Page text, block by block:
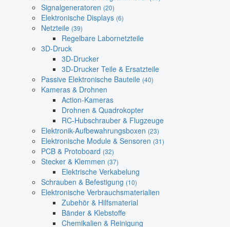
Signalgeneratoren (20)
Elektronische Displays (6)
Netzteile (39)
Regelbare Labornetzteile
3D-Druck
3D-Drucker
3D-Drucker Teile & Ersatzteile
Passive Elektronische Bauteile (40)
Kameras & Drohnen
Action-Kameras
Drohnen & Quadrokopter
RC-Hubschrauber & Flugzeuge
Elektronik-Aufbewahrungsboxen (23)
Elektronische Module & Sensoren (31)
PCB & Protoboard (32)
Stecker & Klemmen (37)
Elektrische Verkabelung
Schrauben & Befestigung (10)
Elektronische Verbrauchsmaterialien
Zubehör & Hilfsmaterial
Bänder & Klebstoffe
Chemikalien & Reinigung